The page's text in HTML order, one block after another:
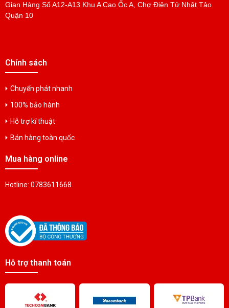
Gian Hàng Số A12-A13 Khu A Cao Ốc A, Chợ Điện Tử Nhật Tảo
Quận 10
Chính sách
Chuyển phát nhanh
100% bảo hành
Hỗ trợ kĩ thuật
Bán hàng toàn quốc
Mua hàng online
Hotline: 0783611668
Hỗ trợ thanh toán